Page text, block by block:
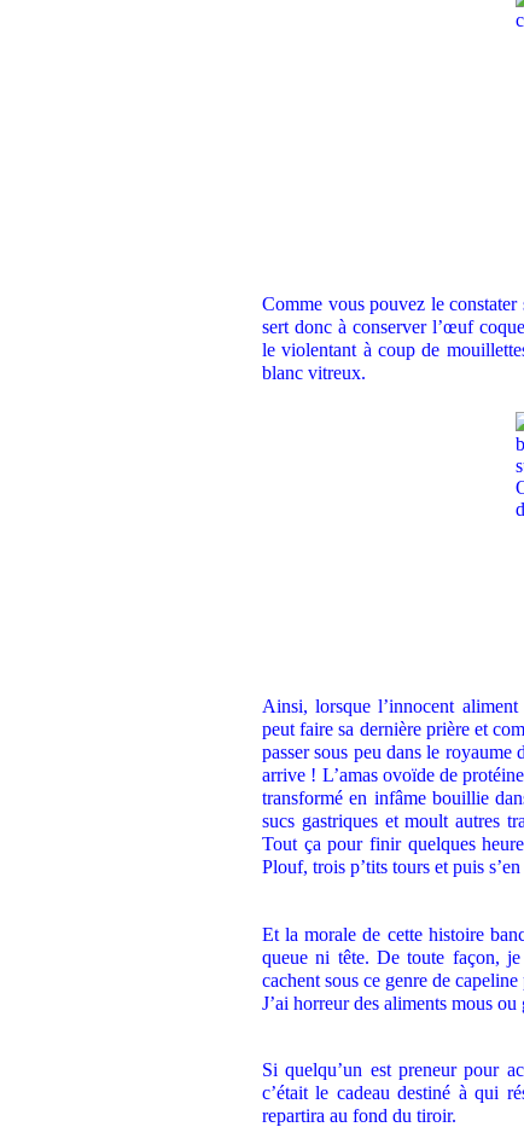
Comme vous pouvez le
sert donc à conserver l’œuf
le violentant à coup de
blanc vitreux.
Ainsi, lorsque l’innocent
peut faire sa dernière prière et
passer sous peu dans le
arrive ! L’amas ovoïde de
transformé en infâme bouillie
sucs gastriques et moult autres
Tout ça pour finir quelques
Plouf, trois p’tits tours et puis s’en
Et la morale de cette histoire
queue ni tête. De toute façon,
cachent sous ce genre de
J’ai horreur des aliments mous ou
Si quelqu’un est preneur pour
c’était le cadeau destiné à qui
repartira au fond du tiroir.